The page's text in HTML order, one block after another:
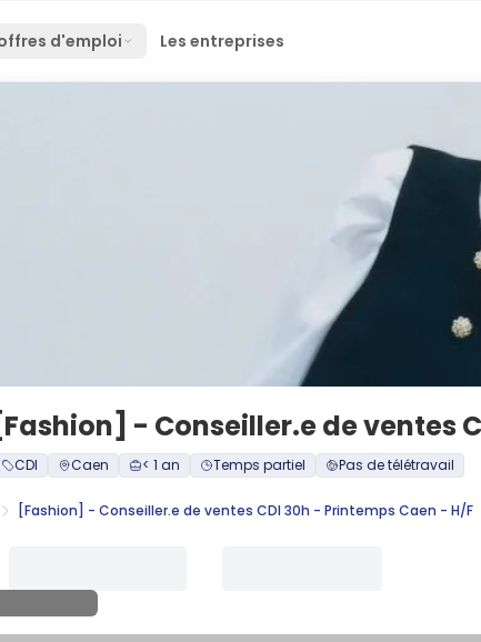
d'emploi Les entreprises
[Fashion] - Conseiller.e de ventes
CDI Caen < 1 an Temps partiel Pas de télétravail
[Fashion] - Conseiller.e de ventes CDI 30h - Printemps Caen - H/F